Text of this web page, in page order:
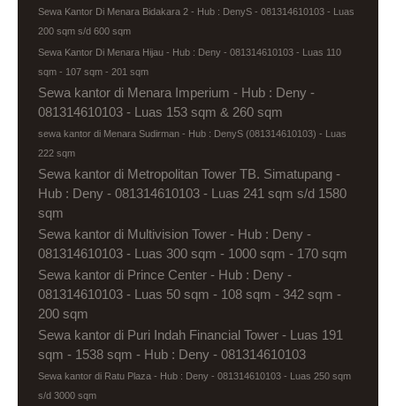
Sewa Kantor Di Menara Bidakara 2 - Hub : DenyS - 081314610103 - Luas
200 sqm s/d 600 sqm
Sewa Kantor Di Menara Hijau - Hub : Deny - 081314610103 - Luas 110
sqm - 107 sqm - 201 sqm
Sewa kantor di Menara Imperium - Hub : Deny -
081314610103 - Luas 153 sqm & 260 sqm
sewa kantor di Menara Sudirman - Hub : DenyS (081314610103) - Luas
222 sqm
Sewa kantor di Metropolitan Tower TB. Simatupang -
Hub : Deny - 081314610103 - Luas 241 sqm s/d 1580
sqm
Sewa kantor di Multivision Tower - Hub : Deny -
081314610103 - Luas 300 sqm - 1000 sqm - 170 sqm
Sewa kantor di Prince Center - Hub : Deny -
081314610103 - Luas 50 sqm - 108 sqm - 342 sqm -
200 sqm
Sewa kantor di Puri Indah Financial Tower - Luas 191
sqm - 1538 sqm - Hub : Deny - 081314610103
Sewa kantor di Ratu Plaza - Hub : Deny - 081314610103 - Luas 250 sqm
s/d 3000 sqm